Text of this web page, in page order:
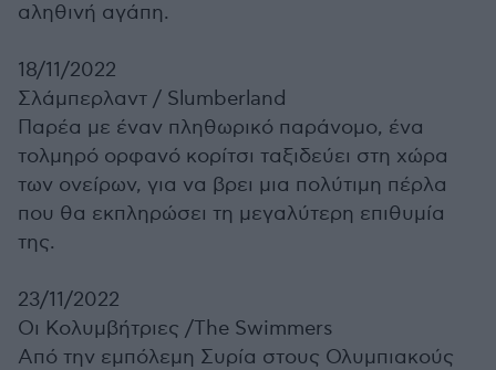
αληθινή αγάπη.
18/11/2022
Σλάμπερλαντ / Slumberland
Παρέα με έναν πληθωρικό παράνομο, ένα
τολμηρό ορφανό κορίτσι ταξιδεύει στη χώρα
των ονείρων, για να βρει μια πολύτιμη πέρλα
που θα εκπληρώσει τη μεγαλύτερη επιθυμία
της.
23/11/2022
Οι Κολυμβήτριες /The Swimmers
Από την εμπόλεμη Συρία στους Ολυμπιακούς